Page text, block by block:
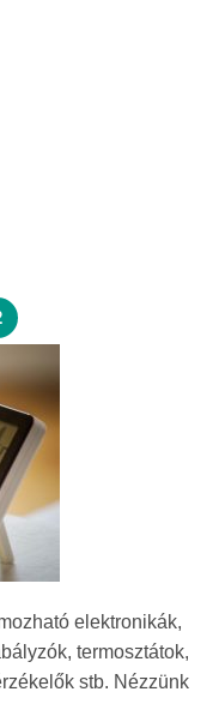
elektronikák,
termosztátok,
stb. Nézzünk